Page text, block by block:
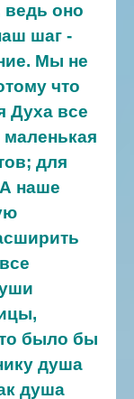
ведь оно
шаг -
Мы не
что
Духа все
для
наше
было бы
душа
душа